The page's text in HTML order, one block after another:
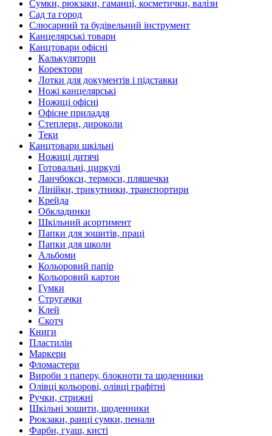
Сумки, рюкзаки, гаманці, косметички, валізи
Сад та город
Слюсарний та будівельний інструмент
Канцелярські товари
Канцтовари офісні
Калькулятори
Коректори
Лотки для документів і підставки
Ножі канцелярські
Ножиці офісні
Офісне приладдя
Степлери, дироколи
Теки
Канцтовари шкільні
Ножиці дитячі
Готовальні, циркулі
Ланчбокси, термоси, пляшечки
Лінійки, трикутники, транспортири
Крейда
Обкладинки
Шкільний асортимент
Папки для зошитів, праці
Папки для школи
Альбоми
Кольоровий папір
Кольоровий картон
Гумки
Стругачки
Клей
Скотч
Книги
Пластилін
Маркери
Фломастери
Вироби з паперу, блокноти та щоденники
Олівці кольорові, олівці графітні
Ручки, стрижні
Шкільні зошити, щоденники
Рюкзаки, ранці сумки, пенали
Фарби, гуаш, кисті